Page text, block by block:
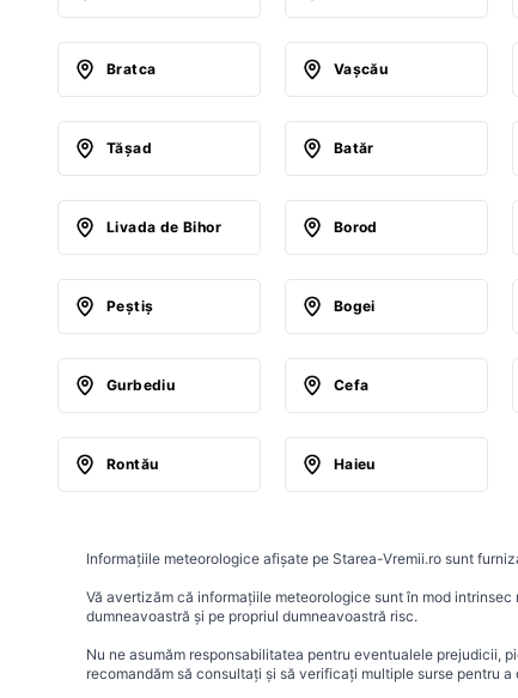
Bratca Vaşcău
Tăşad Batăr
Livada de Bihor Borod
Peştiş Bogei
Gurbediu Cefa
Rontău Haieu
Informațiile meteorologice afișate pe Starea-Vremii.ro sunt
Vă avertizăm că informațiile meteorologice sunt în mod
dumneavoastră și pe propriul dumneavoastră risc.
Nu ne asumăm responsabilitatea pentru eventualele prejudicii,
recomandăm să consultați și să verificați multiple surse pentru